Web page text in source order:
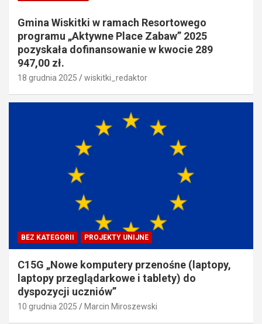
Gmina Wiskitki w ramach Resortowego
programu „Aktywne Place Zabaw” 2025
pozyskała dofinansowanie w kwocie 289
947,00 zł.
18 grudnia 2025 wiskitki_redaktor
BEZ KATEGORII PROJEKTY UNIJNE
C15G „Nowe komputery przenośne (laptopy,
laptopy przeglądarkowe i tablety) do
dyspozycji uczniów”
10 grudnia 2025 Marcin Miroszewski